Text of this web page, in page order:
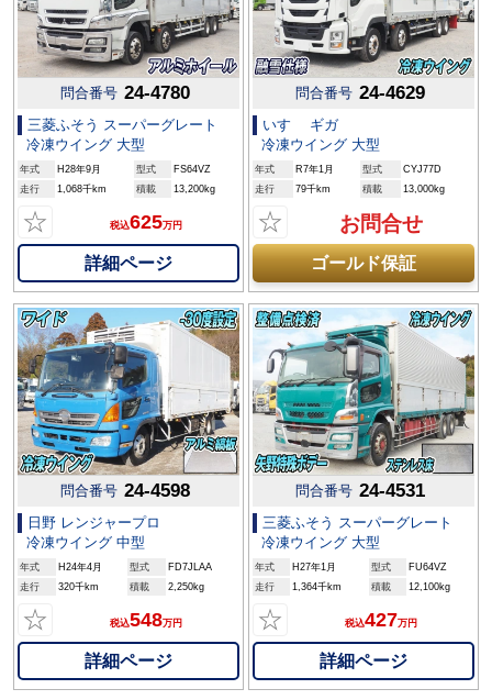
問合番号 24-4780
三菱ふそう スーパーグレート
冷凍ウイング 大型
年式 H28年9月 型式
FS64VZ
走行
1,068千km 積載 13,200kg
☆ 税込625万円
詳細ページ
問合番号 24-4629
いすゞ ギガ
冷凍ウイング 大型
年式 R7年1月 型式
CYJ77D
走行
79千km 積載 13,000kg
☆ お問合せ
ゴールド保証
問合番号 24-4598
日野 レンジャープロ
冷凍ウイング 中型
年式 H24年4月 型式
FD7JLAA
走行
320千km 積載 2,250kg
☆ 税込548万円
詳細ページ
問合番号 24-4531
三菱ふそう スーパーグレート
冷凍ウイング 大型
年式 H27年1月 型式
FU64VZ
走行
1,364千km 積載 12,100kg
☆ 税込427万円
詳細ページ